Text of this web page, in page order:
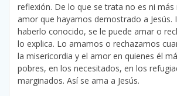
reflexión. De lo que se trata no es ni más
amor que hayamos demostrado a Jesús.
haberlo conocido, se le puede amar o
lo explica. Lo amamos o rechazamos
la misericordia y el amor en quienes él
pobres, en los necesitados, en los
marginados. Así se ama a Jesús.